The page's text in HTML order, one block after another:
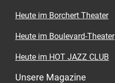
Heute im Borchert Theater
Heute im Boulevard-Theater
Heute im HOT JAZZ CLUB
Unsere Magazine